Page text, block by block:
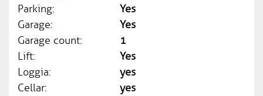
Parking:
Yes
Garage:
Yes
Garage count:
1
Lift:
Yes
Loggia:
yes
Cellar:
yes